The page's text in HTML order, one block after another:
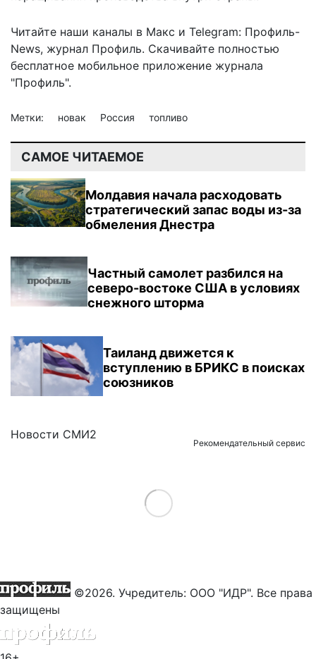
Читайте наши каналы в Макс и Telegram: Профиль-
News, журнал Профиль. Скачивайте полностью
бесплатное мобильное приложение журнала
"Профиль".
Метки: новак Россия топливо
САМОЕ ЧИТАЕМОЕ
Молдавия начала расходовать
стратегический запас воды из-за
обмеления Днестра
Частный самолет разбился на
северо-востоке США в условиях
снежного шторма
Таиланд движется к
вступлению в БРИКС в поисках
союзников
Новости СМИ2
Рекомендательный сервис
Load More
©2026. Учредитель: ООО "ИДР". Все права
защищены